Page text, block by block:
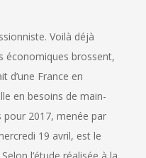
Voilà déjà
économiques brossent,
d’une France en
en besoins de main-
pour 2017, menée par
19 avril, est le